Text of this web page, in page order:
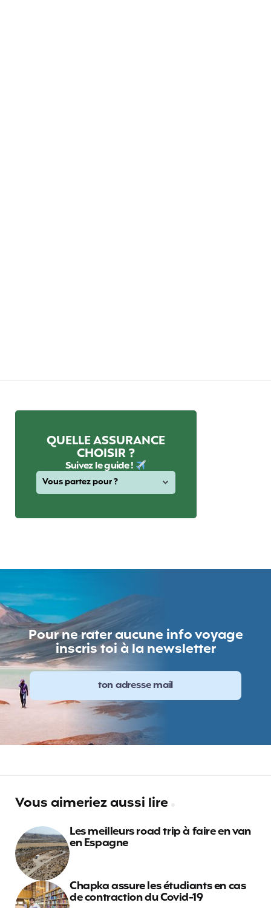
QUELLE ASSURANCE
CHOISIR ?
Suivez le guide !
Pour ne rater aucune info voyage
inscris toi à la newsletter
Vous aimeriez aussi lire
Les meilleurs road trip à faire en van
en Espagne
Chapka assure les étudiants en cas
de contraction du Covid-19